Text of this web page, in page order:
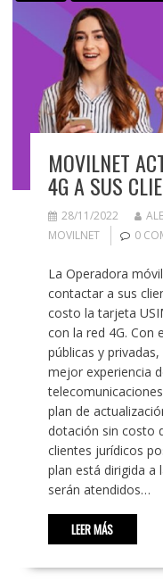
MOVILNET
4G A SUS
28/11/2022
MOVILNET
0
La Operadora
contactar a sus
costo la tarjeta
con la red 4G. Con
públicas y
mejor experiencia
plan de
dotación sin costo
clientes jurídicos
plan está dirigida a
serán atendidos…
LEER MÁS